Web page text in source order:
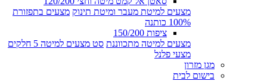
מצעים למיטת מעבר ומיטת תינוק מצעים בתפזורת
100% כותנה
ציפות 150/200
מצעים למיטה מתכווננת סט מצעים למיטה 5 חלקים
מצעי פלנל
מגן מזרון
בישום לבית